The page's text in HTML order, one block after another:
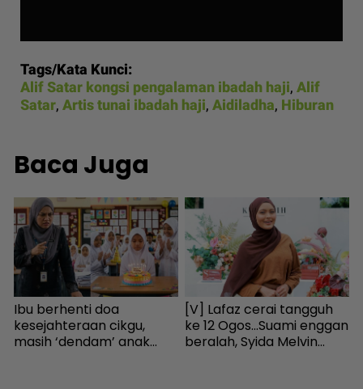
Tags/Kata Kunci:
Alif Satar kongsi pengalaman ibadah haji, Alif
Satar, Artis tunai ibadah haji, Aidiladha, Hiburan
Baca Juga
Ibu berhenti doa
kesejahteraan cikgu,
masih ‘dendam’ anak
[V] Lafaz cerai tangguh
ke 12 Ogos...Suami enggan
beralah, Syida Melvin